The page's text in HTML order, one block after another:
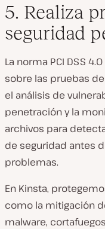
5. Realiza
seguridad
La norma PCI DSS
sobre las pruebas
el análisis de
penetración y la
archivos para
de seguridad antes
problemas.
En Kinsta,
como la mitigación
malware,